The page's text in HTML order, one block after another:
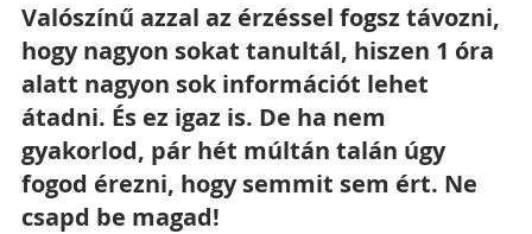
Valószínű azzal az érzéssel fogsz távozni,
hogy nagyon sokat tanultál, hiszen 1 óra
alatt nagyon sok információt lehet
átadni. És ez igaz is. De ha nem
gyakorlod, pár hét múltán talán úgy
fogod érezni, hogy semmit sem ért. Ne
csapd be magad!